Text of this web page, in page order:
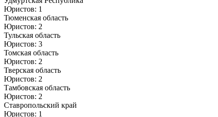
Юристов: 1
Тюменская область
Юристов: 2
Тульская область
Юристов: 3
Томская область
Юристов: 2
Тверская область
Юристов: 2
Тамбовская область
Юристов: 2
Ставропольский край
Юристов: 1